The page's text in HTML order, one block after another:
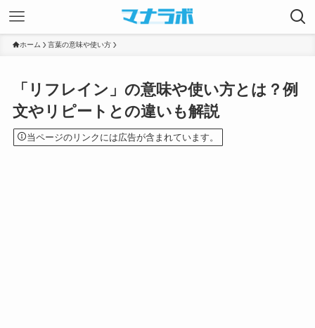
ホーム 言葉の意味や使い方
「リフレイン」の意味や使い方とは？例
文やリピートとの違いも解説
当ページのリンクには広告が含まれています。